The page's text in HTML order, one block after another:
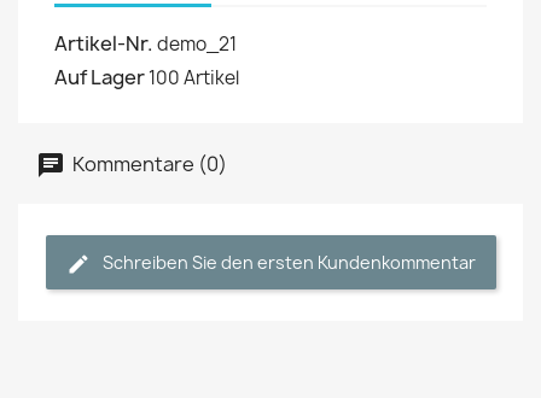
Artikel-Nr. demo_21
Auf Lager100 Artikel
Kommentare (0)
Schreiben Sie den ersten Kundenkommentar